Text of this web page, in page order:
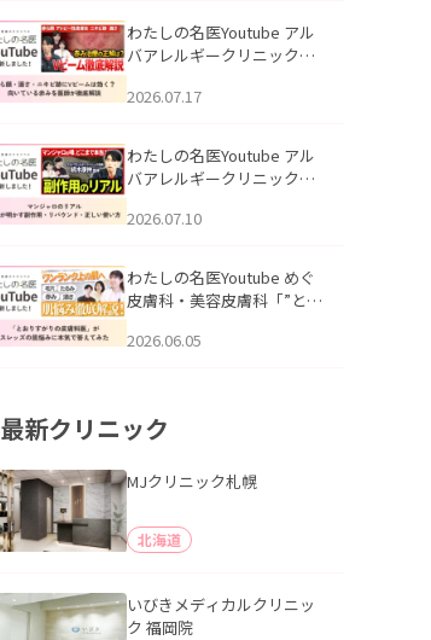
公開いたしました。
わたしの名医Youtube アル
バアレルギークリニック札
跡にVビームは効く？向いて
説」を公開いたしました。
2026.07.17
わたしの名医Youtube アル
バアレルギークリニック札
医師が明かす副作用・リバ
公開いたしました。
2026.07.10
わたしの名医Youtube めぐ
皮膚科・美容皮膚科「”とお
ッズの肌悩みに本気で答え
2026.06.05
最新クリニック
MJクリニック札幌
北海道
いびきメディカルクリニッ
ク 福岡院